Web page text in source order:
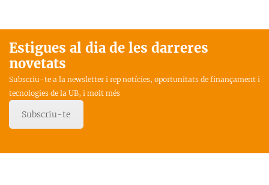
Estigues al dia de les darreres
novetats
Subscriu-te a la newsletter i rep notícies, oportunitats de finançament i
tecnologies de la UB, i molt més
Subscriu-te